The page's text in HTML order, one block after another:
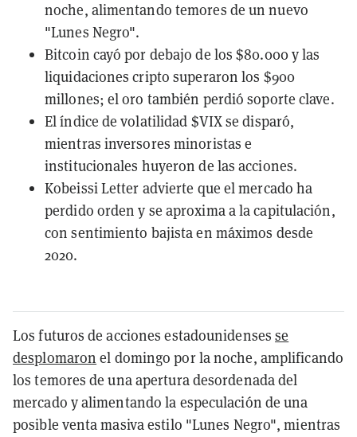
noche, alimentando temores de un nuevo
"Lunes Negro".
Bitcoin cayó por debajo de los $80.000 y las
liquidaciones cripto superaron los $900
millones; el oro también perdió soporte clave.
El índice de volatilidad $VIX se disparó,
mientras inversores minoristas e
institucionales huyeron de las acciones.
Kobeissi Letter advierte que el mercado ha
perdido orden y se aproxima a la capitulación,
con sentimiento bajista en máximos desde
2020.
Los futuros de acciones estadounidensesse
desplomaron el domingo por la noche, amplificando
los temores de una apertura desordenada del
mercado y alimentando la especulación de una
posible venta masiva estilo "Lunes Negro", mientras